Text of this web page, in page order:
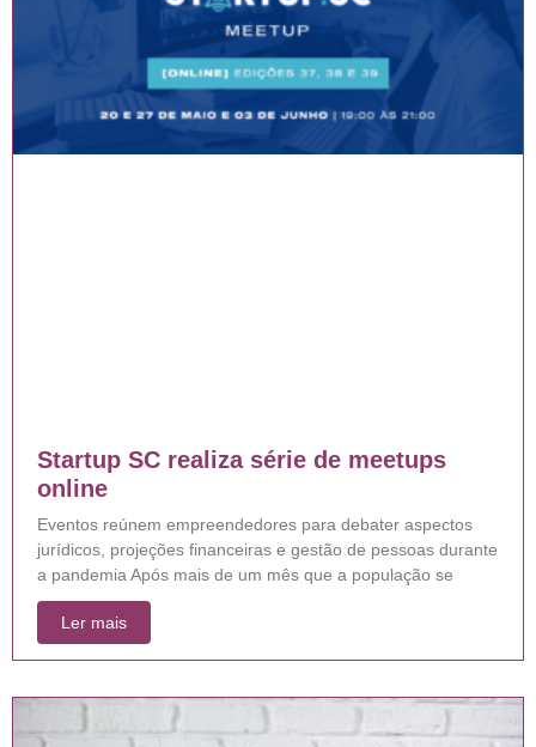
Startup SC realiza série de meetups
online
Eventos reúnem empreendedores para debater aspectos
jurídicos, projeções financeiras e gestão de pessoas durante
a pandemia Após mais de um mês que a população se
Ler mais